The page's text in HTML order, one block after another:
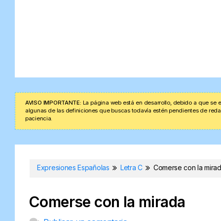
AVISO IMPORTANTE: La página web está en desarrollo, debido a que
algunas de las definiciones que buscas todavía estén pendientes de
paciencia.
Expresiones Españolas Letra C Comerse con la
Comerse con la mirada